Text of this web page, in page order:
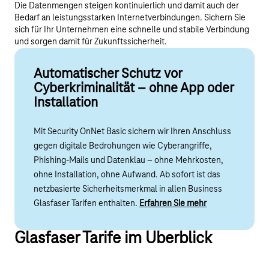
Die Datenmengen steigen kontinuierlich und damit auch der
Bedarf an leistungsstarken Internetverbindungen. Sichern Sie
sich für Ihr Unternehmen eine schnelle und stabile Verbindung
und sorgen damit für Zukunftssicherheit.
Automatischer Schutz vor
Cyberkriminalität – ohne App oder
Installation
Mit Security OnNet Basic sichern wir Ihren Anschluss
gegen digitale Bedrohungen wie Cyberangriffe,
Phishing-Mails und Datenklau – ohne Mehrkosten,
ohne Installation, ohne Aufwand. Ab sofort ist das
netzbasierte Sicherheitsmerkmal in allen Business
Glasfaser Tarifen enthalten. Erfahren Sie mehr
Glasfaser Tarife im Überblick